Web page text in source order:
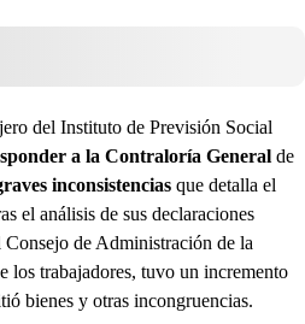
del Instituto de Previsión Social
a la Contraloría General de
inconsistencias que detalla el
el análisis de sus declaraciones
de Administración de la
los trabajadores, tuvo un incremento
bienes y otras incongruencias.